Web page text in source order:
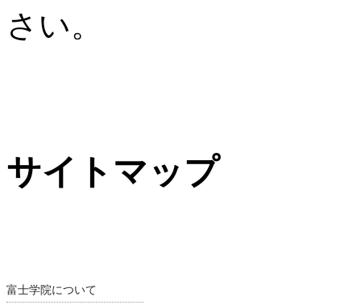
さい。
サイトマップ
富士学院について